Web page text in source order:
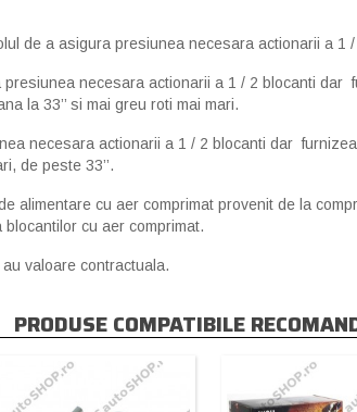
de a asigura presiunea necesara actionarii a 1
presiunea necesara actionarii a 1 / 2 blocanti dar
la 33’’ si mai greu roti mai mari.
necesara actionarii a 1 / 2 blocanti dar
de peste 33’’.
alimentare cu aer comprimat provenit de la
cu aer comprimat.
valoare contractuala.
PRODUSE COMPATIBILE